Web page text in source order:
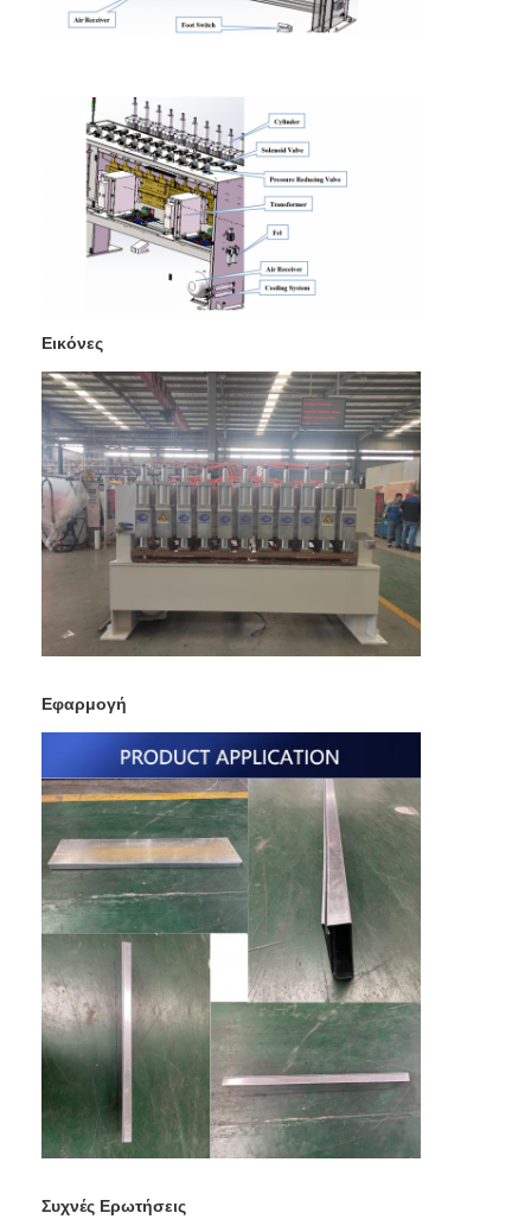
Μηχανή σταθερής συγκόλλησης σε σημείο
πολυ επικεφαλής μηχανή συγκόλλησης σημείων
Μηχανή συγκόλλησης επιτραπέζιων σημείων
χειρωνακτική μηχανή συγκόλλησης σημείων
Ενιαία δευτερεύουσα μηχανή συγκόλλησης σημείων
Μηχανή συγκόλλησης ραφών
Ρομποτικό όπλο συγκόλλησης σε σημείο
Μηχανή συγκόλλησης διάχυσης
Μηχανή οξυγονοκολλητών λέιζερ
Δακτυλίδια χωρίς κλωτσιές
Μηχανή τροφοδοτών καρυδιών
Ηλεκτρόδια χαλκού συγκόλλησης σημείων
Βιομηχανικός εξισορρόπημα ελαστικών
Εξολκέας βαθουλώματος αυτοκινήτου
Μηχανή συγκόλλησης σημείων απαλλαγής πυκνωτών
Εικόνες
Εφαρμογή
Συχνές Ερωτήσεις